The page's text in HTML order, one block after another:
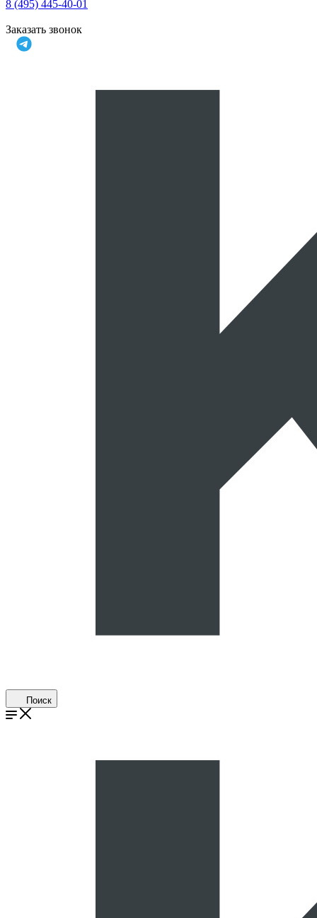
8 (495) 445-40-01
Заказать звонок
Поиск